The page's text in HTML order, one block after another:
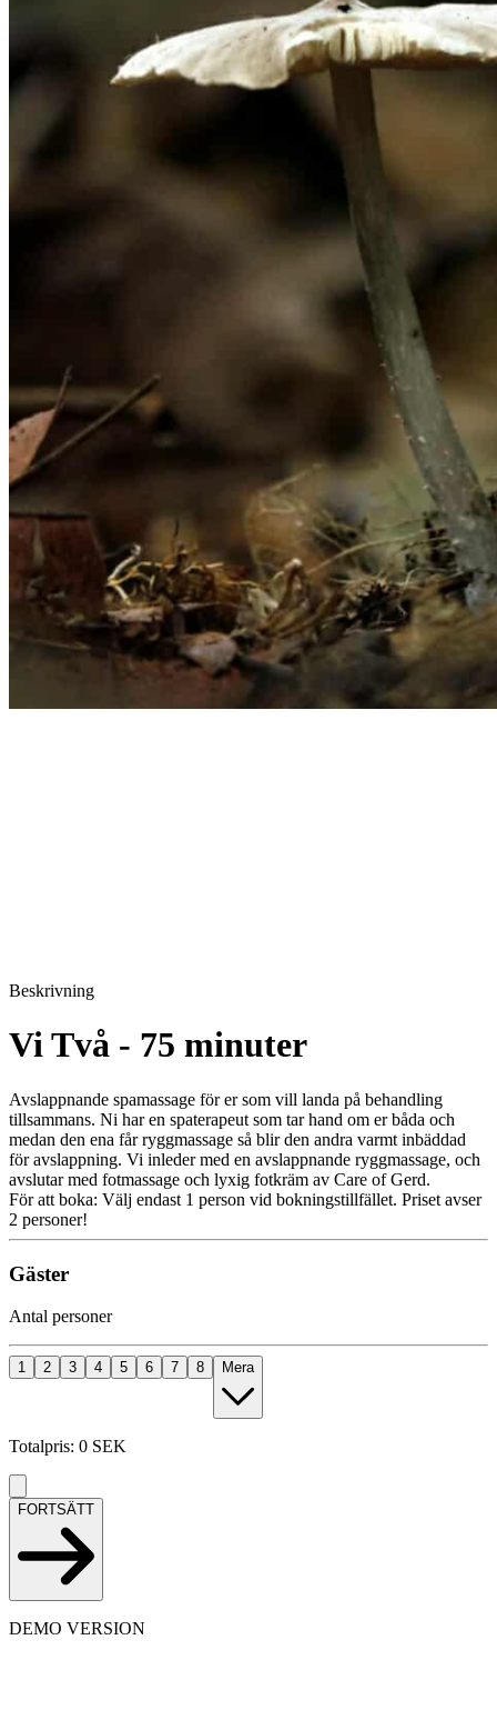
Beskrivning
Vi Två - 75 minuter
Avslappnande spamassage för er som vill landa på behandling
tillsammans. Ni har en spaterapeut som tar hand om er båda och
medan den ena får ryggmassage så blir den andra varmt inbäddad
för avslappning. Vi inleder med en avslappnande ryggmassage, och
avslutar med fotmassage och lyxig fotkräm av Care of Gerd.
För att boka: Välj endast 1 person vid bokningstillfället. Priset avser
2 personer!
Gäster
Antal personer
1 2 3 4 5 6 7 8 Mera
Totalpris: 0 SEK
FORTSÄTT
DEMO VERSION